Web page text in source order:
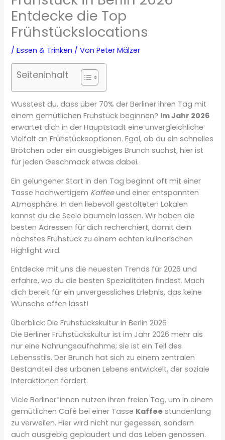
Entdecke die Top
Frühstückslocations
/Essen & Trinken / VonPeter Mälzer
Seiteninhalt
Wusstest du, dass über 70% der Berliner ihren Tag mit
einem gemütlichen Frühstück beginnen? Im Jahr 2026
erwartet dich in der Hauptstadt eine unvergleichliche
Vielfalt an Frühstücksoptionen. Egal, ob du ein schnelles
Brötchen oder ein ausgiebiges Brunch suchst, hier ist
für jeden Geschmack etwas dabei.
Ein gelungener Start in den Tag beginnt oft mit einer
Tasse hochwertigem Kaffeeund einer entspannten
Atmosphäre. In den liebevoll gestalteten Lokalen
kannst du die Seele baumeln lassen. Wir haben die
besten Adressen für dich recherchiert, damit dein
nächstes Frühstück zu einem echten kulinarischen
Highlight wird.
Entdecke mit uns die neuesten Trends für 2026 und
erfahre, wo du die besten Spezialitäten findest. Mach
dich bereit für ein unvergessliches Erlebnis, das keine
Wünsche offen lässt!
Überblick: Die Frühstückskultur in Berlin 2026
Die Berliner Frühstückskultur ist im Jahr 2026 mehr als
nur eine Nahrungsaufnahme; sie ist ein Teil des
Lebensstils. Der Brunch hat sich zu einem zentralen
Bestandteil des urbanen Lebens entwickelt, der soziale
Interaktionen fördert.
Viele Berliner*innen nutzen ihren freien Tag, um in einem
gemütlichen Café bei einer Tasse Kaffee stundenlang
zu verweilen. Hier wird nicht nur gegessen, sondern
auch ausgiebig geplaudert und das Leben genossen.